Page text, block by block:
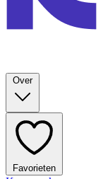
Over
Favorieten